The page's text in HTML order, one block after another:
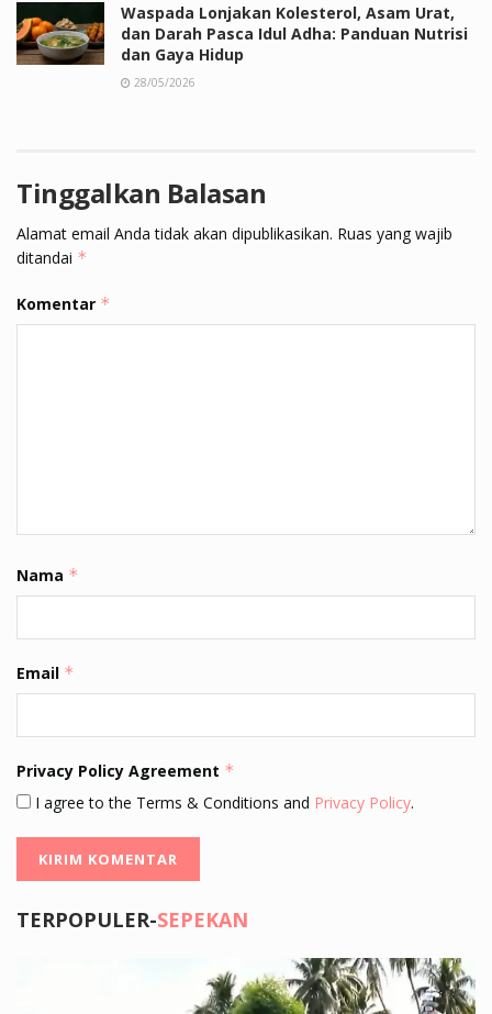
Waspada Lonjakan Kolesterol, Asam Urat,
dan Darah Pasca Idul Adha: Panduan Nutrisi
dan Gaya Hidup
28/05/2026
Tinggalkan Balasan
Alamat email Anda tidak akan dipublikasikan. Ruas yang wajib
ditandai *
Komentar *
Nama *
Email *
Privacy Policy Agreement *
I agree to the Terms & Conditions and Privacy Policy.
TERPOPULER-SEPEKAN